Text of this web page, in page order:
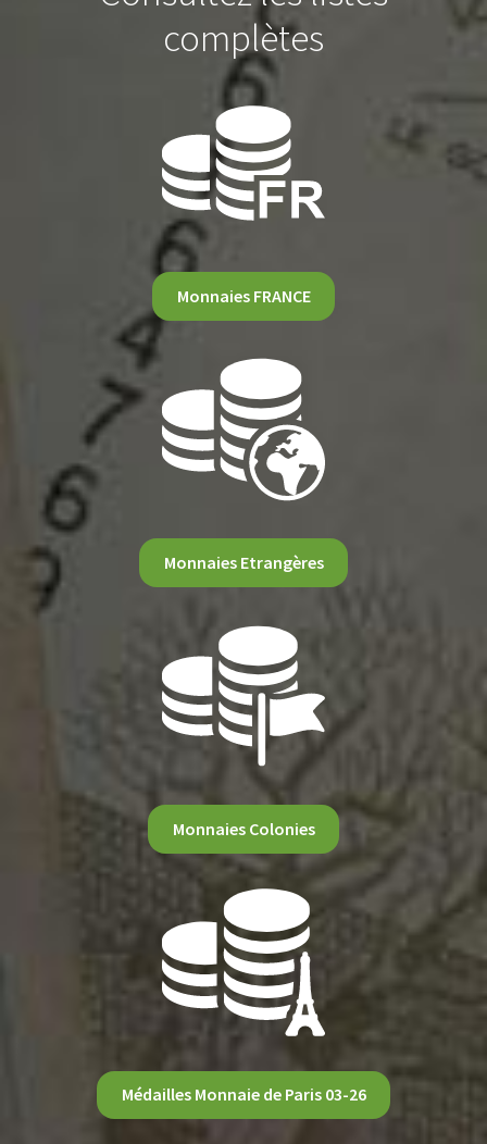
complètes
Monnaies FRANCE
Monnaies Etrangères
Monnaies Colonies
Médailles Monnaie de Paris 03-26